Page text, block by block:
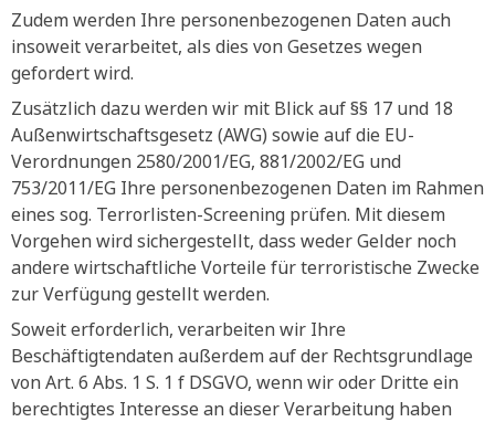
Zudem werden Ihre personenbezogenen Daten auch
insoweit verarbeitet, als dies von Gesetzes wegen
gefordert wird.
Zusätzlich dazu werden wir mit Blick auf §§ 17 und 18
Außenwirtschaftsgesetz (AWG) sowie auf die EU-
Verordnungen 2580/2001/EG, 881/2002/EG und
753/2011/EG Ihre personenbezogenen Daten im Rahmen
eines sog. Terrorlisten-Screening prüfen. Mit diesem
Vorgehen wird sichergestellt, dass weder Gelder noch
andere wirtschaftliche Vorteile für terroristische Zwecke
zur Verfügung gestellt werden.
Soweit erforderlich, verarbeiten wir Ihre
Beschäftigtendaten außerdem auf der Rechtsgrundlage
von Art. 6 Abs. 1 S. 1 f DSGVO, wenn wir oder Dritte ein
berechtigtes Interesse an dieser Verarbeitung haben